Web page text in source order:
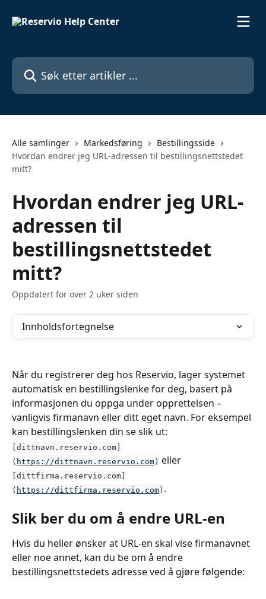
Søk etter artikler ...
Alle samlinger Markedsføring
Bestillingsside
Hvordan endrer jeg URL-adressen til bestillingsnettstedet
mitt?
Hvordan endrer jeg URL-
adressen til
bestillingsnettstedet
mitt?
Oppdatert for over 2 uker siden
Innholdsfortegnelse
Når du registrerer deg hos Reservio, lager systemet
automatisk en bestillingslenke for deg, basert på
informasjonen du oppga under opprettelsen –
vanligvis firmanavn eller ditt eget navn. For eksempel
kan bestillingslenken din se slik ut:
[dittnavn.reservio.com]
( https://dittnavn.reservio.com) eller
[dittfirma.reservio.com]
( https://dittfirma.reservio.com) .
Slik ber du om å endre URL-en
Hvis du heller ønsker at URL-en skal vise firmanavnet
eller noe annet, kan du be om å endre
bestillingsnettstedets adresse ved å gjøre følgende: